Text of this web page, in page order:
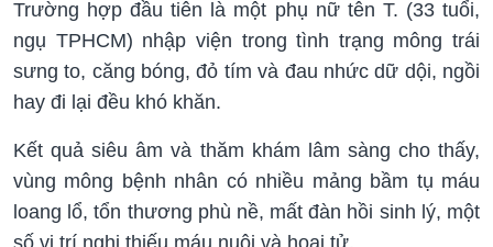
Trường hợp đầu tiên là một phụ nữ tên T. (33 tuổi,
ngụ TPHCM) nhập viện trong tình trạng mông trái
sưng to, căng bóng, đỏ tím và đau nhức dữ dội, ngồi
hay đi lại đều khó khăn.
Kết quả siêu âm và thăm khám lâm sàng cho thấy,
vùng mông bệnh nhân có nhiều mảng bầm tụ máu
loang lổ, tổn thương phù nề, mất đàn hồi sinh lý, một
số vị trí nghi thiếu máu nuôi và hoại tử.